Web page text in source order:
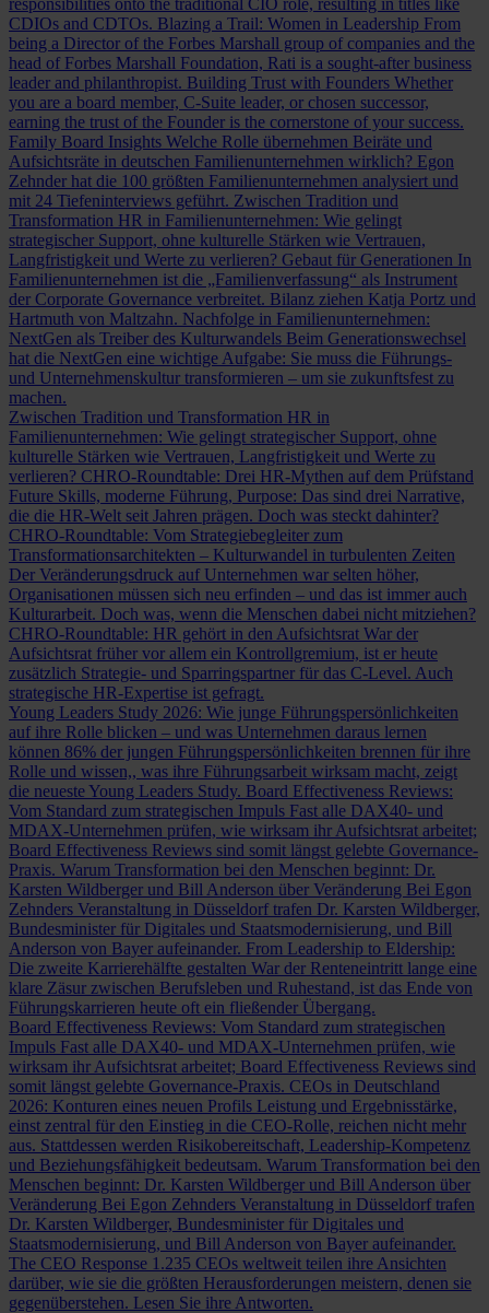
responsibilities onto the traditional CIO role, resulting in titles like
CDIOs and CDTOs. Blazing a Trail: Women in Leadership From
being a Director of the Forbes Marshall group of companies and the
head of Forbes Marshall Foundation, Rati is a sought-after business
leader and philanthropist. Building Trust with Founders Whether
you are a board member, C-Suite leader, or chosen successor,
earning the trust of the Founder is the cornerstone of your success.
Family Board Insights Welche Rolle übernehmen Beiräte und
Aufsichtsräte in deutschen Familienunternehmen wirklich? Egon
Zehnder hat die 100 größten Familienunternehmen analysiert und
mit 24 Tiefeninterviews geführt. Zwischen Tradition und
Transformation HR in Familienunternehmen: Wie gelingt
strategischer Support, ohne kulturelle Stärken wie Vertrauen,
Langfristigkeit und Werte zu verlieren? Gebaut für Generationen In
Familienunternehmen ist die „Familienverfassung“ als Instrument
der Corporate Governance verbreitet. Bilanz ziehen Katja Portz und
Hartmuth von Maltzahn. Nachfolge in Familienunternehmen:
NextGen als Treiber des Kulturwandels Beim Generationswechsel
hat die NextGen eine wichtige Aufgabe: Sie muss die Führungs-
und Unternehmenskultur transformieren – um sie zukunftsfest zu
machen.
Zwischen Tradition und Transformation HR in
Familienunternehmen: Wie gelingt strategischer Support, ohne
kulturelle Stärken wie Vertrauen, Langfristigkeit und Werte zu
verlieren? CHRO-Roundtable: Drei HR-Mythen auf dem Prüfstand
Future Skills, moderne Führung, Purpose: Das sind drei Narrative,
die die HR-Welt seit Jahren prägen. Doch was steckt dahinter?
CHRO-Roundtable: Vom Strategiebegleiter zum
Transformationsarchitekten – Kulturwandel in turbulenten Zeiten
Der Veränderungsdruck auf Unternehmen war selten höher,
Organisationen müssen sich neu erfinden – und das ist immer auch
Kulturarbeit. Doch was, wenn die Menschen dabei nicht mitziehen?
CHRO-Roundtable: HR gehört in den Aufsichtsrat War der
Aufsichtsrat früher vor allem ein Kontrollgremium, ist er heute
zusätzlich Strategie- und Sparringspartner für das C-Level. Auch
strategische HR-Expertise ist gefragt.
Young Leaders Study 2026: Wie junge Führungspersönlichkeiten
auf ihre Rolle blicken – und was Unternehmen daraus lernen
können 86% der jungen Führungspersönlichkeiten brennen für ihre
Rolle und wissen,, was ihre Führungsarbeit wirksam macht, zeigt
die neueste Young Leaders Study. Board Effectiveness Reviews:
Vom Standard zum strategischen Impuls Fast alle DAX40- und
MDAX-Unternehmen prüfen, wie wirksam ihr Aufsichtsrat arbeitet;
Board Effectiveness Reviews sind somit längst gelebte Governance-
Praxis. Warum Transformation bei den Menschen beginnt: Dr.
Karsten Wildberger und Bill Anderson über Veränderung Bei Egon
Zehnders Veranstaltung in Düsseldorf trafen Dr. Karsten Wildberger,
Bundesminister für Digitales und Staatsmodernisierung, und Bill
Anderson von Bayer aufeinander. From Leadership to Eldership:
Die zweite Karrierehälfte gestalten War der Renteneintritt lange eine
klare Zäsur zwischen Berufsleben und Ruhestand, ist das Ende von
Führungskarrieren heute oft ein fließender Übergang.
Board Effectiveness Reviews: Vom Standard zum strategischen
Impuls Fast alle DAX40- und MDAX-Unternehmen prüfen, wie
wirksam ihr Aufsichtsrat arbeitet; Board Effectiveness Reviews sind
somit längst gelebte Governance-Praxis. CEOs in Deutschland
2026: Konturen eines neuen Profils Leistung und Ergebnisstärke,
einst zentral für den Einstieg in die CEO-Rolle, reichen nicht mehr
aus. Stattdessen werden Risikobereitschaft, Leadership-Kompetenz
und Beziehungsfähigkeit bedeutsam. Warum Transformation bei den
Menschen beginnt: Dr. Karsten Wildberger und Bill Anderson über
Veränderung Bei Egon Zehnders Veranstaltung in Düsseldorf trafen
Dr. Karsten Wildberger, Bundesminister für Digitales und
Staatsmodernisierung, und Bill Anderson von Bayer aufeinander.
The CEO Response 1.235 CEOs weltweit teilen ihre Ansichten
darüber, wie sie die größten Herausforderungen meistern, denen sie
gegenüberstehen. Lesen Sie ihre Antworten.